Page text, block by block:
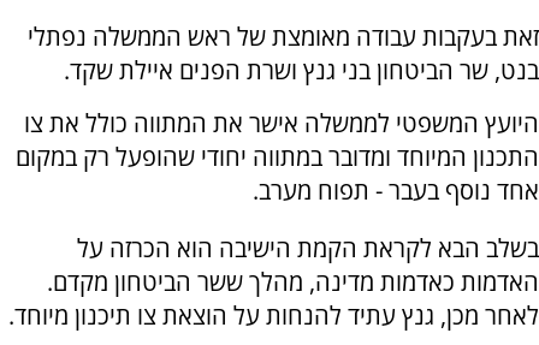
זאת בעקבות עבודה מאומצת של ראש הממשלה נפתלי
בנט, שר הביטחון בני גנץ ושרת הפנים איילת שקד.
היועץ המשפטי לממשלה אישר את המתווה כולל את צו
התכנון המיוחד ומדובר במתווה יחודי שהופעל רק במקום
אחד נוסף בעבר - תפוח מערב.
בשלב הבא לקראת הקמת הישיבה הוא הכרזה על
האדמות כאדמות מדינה, מהלך ששר הביטחון מקדם.
לאחר מכן, גנץ עתיד להנחות על הוצאת צו תיכנון מיוחד.